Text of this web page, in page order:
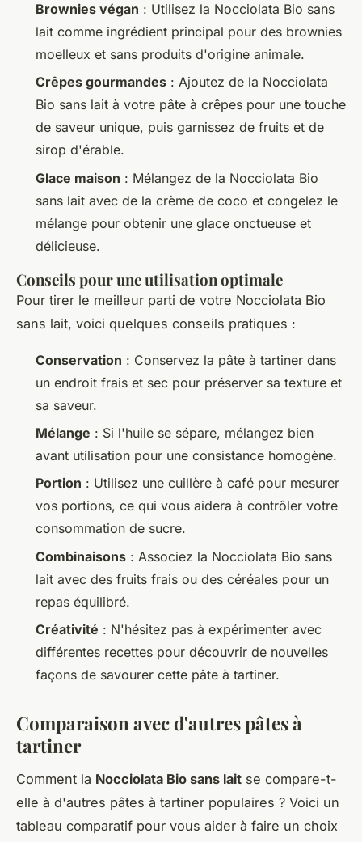
Brownies végan : Utilisez la Nocciolata Bio sans
lait comme ingrédient principal pour des brownies
moelleux et sans produits d'origine animale.
Crêpes gourmandes : Ajoutez de la Nocciolata
Bio sans lait à votre pâte à crêpes pour une touche
de saveur unique, puis garnissez de fruits et de
sirop d'érable.
Glace maison : Mélangez de la Nocciolata Bio
sans lait avec de la crème de coco et congelez le
mélange pour obtenir une glace onctueuse et
délicieuse.
Conseils pour une utilisation optimale
Pour tirer le meilleur parti de votre Nocciolata Bio
sans lait, voici quelques conseils pratiques :
Conservation : Conservez la pâte à tartiner dans
un endroit frais et sec pour préserver sa texture et
sa saveur.
Mélange : Si l'huile se sépare, mélangez bien
avant utilisation pour une consistance homogène.
Portion : Utilisez une cuillère à café pour mesurer
vos portions, ce qui vous aidera à contrôler votre
consommation de sucre.
Combinaisons : Associez la Nocciolata Bio sans
lait avec des fruits frais ou des céréales pour un
repas équilibré.
Créativité : N'hésitez pas à expérimenter avec
différentes recettes pour découvrir de nouvelles
façons de savourer cette pâte à tartiner.
Comparaison avec d'autres pâtes à
tartiner
Comment la Nocciolata Bio sans lait se compare-t-
elle à d'autres pâtes à tartiner populaires ? Voici un
tableau comparatif pour vous aider à faire un choix